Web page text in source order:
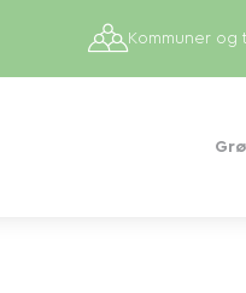
Kommuner